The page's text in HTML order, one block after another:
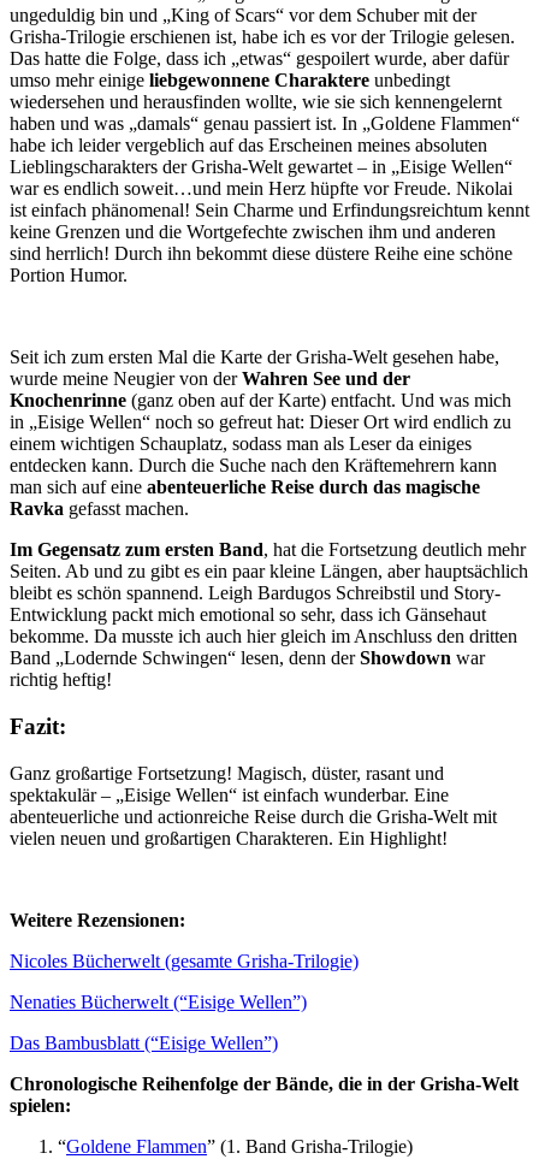
ungeduldig bin und „King of Scars“ vor dem Schuber mit der
Grisha-Trilogie erschienen ist, habe ich es vor der Trilogie gelesen.
Das hatte die Folge, dass ich „etwas“ gespoilert wurde, aber dafür
umso mehr einige liebgewonnene Charaktere unbedingt
wiedersehen und herausfinden wollte, wie sie sich kennengelernt
haben und was „damals“ genau passiert ist. In „Goldene Flammen“
habe ich leider vergeblich auf das Erscheinen meines absoluten
Lieblingscharakters der Grisha-Welt gewartet – in „Eisige Wellen“
war es endlich soweit…und mein Herz hüpfte vor Freude. Nikolai
ist einfach phänomenal! Sein Charme und Erfindungsreichtum kennt
keine Grenzen und die Wortgefechte zwischen ihm und anderen
sind herrlich! Durch ihn bekommt diese düstere Reihe eine schöne
Portion Humor.
Seit ich zum ersten Mal die Karte der Grisha-Welt gesehen habe,
wurde meine Neugier von derWahren See und der
Knochenrinne (ganz oben auf der Karte) entfacht. Und was mich
in „Eisige Wellen“ noch so gefreut hat: Dieser Ort wird endlich zu
einem wichtigen Schauplatz, sodass man als Leser da einiges
entdecken kann. Durch die Suche nach den Kräftemehrern kann
man sich auf eine abenteuerliche Reise durch das magische
Ravka gefasst machen.
Im Gegensatz zum ersten Band, hat die Fortsetzung deutlich mehr
Seiten. Ab und zu gibt es ein paar kleine Längen, aber hauptsächlich
bleibt es schön spannend. Leigh Bardugos Schreibstil und Story-
Entwicklung packt mich emotional so sehr, dass ich Gänsehaut
bekomme. Da musste ich auch hier gleich im Anschluss den dritten
Band „Lodernde Schwingen“ lesen, denn derShowdown war
richtig heftig!
Fazit:
Ganz großartige Fortsetzung! Magisch, düster, rasant und
spektakulär – „Eisige Wellen“ ist einfach wunderbar. Eine
abenteuerliche und actionreiche Reise durch die Grisha-Welt mit
vielen neuen und großartigen Charakteren. Ein Highlight!
Weitere Rezensionen:
Nicoles Bücherwelt (gesamte Grisha-Trilogie)
Nenaties Bücherwelt (“Eisige Wellen”)
Das Bambusblatt (“Eisige Wellen”)
Chronologische Reihenfolge der Bände, die in der Grisha-Welt
spielen:
“Goldene Flammen” (1. Band Grisha-Trilogie)